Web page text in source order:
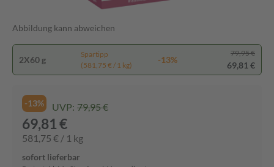
Abbildung kann abweichen
2X60 g
Spartipp
(581,75 € / 1 kg)
-13%
79,95 €
69,81 €
-13% UVP: 79,95 €
69,81 €
581,75 € / 1 kg
sofort lieferbar